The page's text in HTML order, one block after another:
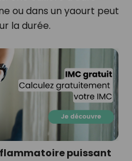
ou dans un yaourt peut
la durée.
puissant